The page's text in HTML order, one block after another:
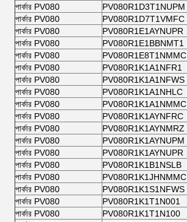
পার্কার PV080
PV080R1D3T1NUPM
পার্কার PV080
PV080R1D7T1VMFC
পার্কার PV080
PV080R1E1AYNUPR
পার্কার PV080
PV080R1E1BBNMT1
পার্কার PV080
PV080R1E8T1NMMC
পার্কার PV080
PV080R1K1A1NFR1
পার্কার PV080
PV080R1K1A1NFWS
পার্কার PV080
PV080R1K1A1NHLC
পার্কার PV080
PV080R1K1A1NMMC
পার্কার PV080
PV080R1K1AYNFRC
পার্কার PV080
PV080R1K1AYNMRZ
পার্কার PV080
PV080R1K1AYNUPM
পার্কার PV080
PV080R1K1AYNUPR
পার্কার PV080
PV080R1K1B1NSLB
পার্কার PV080
PV080R1K1JHNMMC
পার্কার PV080
PV080R1K1S1NFWS
পার্কার PV080
PV080R1K1T1N001
পার্কার PV080
PV080R1K1T1N100